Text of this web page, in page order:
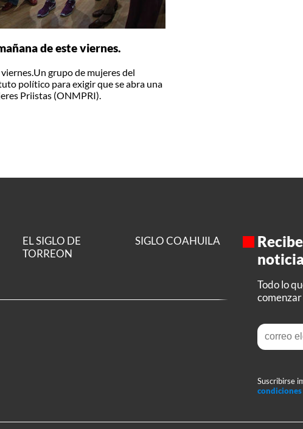
de este viernes.
grupo de mujeres del
político para exigir que se abra una
Priistas (ONMPRI).
EL SIGLO DE
TORREON
SIGLO COAHUILA
Todo lo
Suscribirse
condiciones